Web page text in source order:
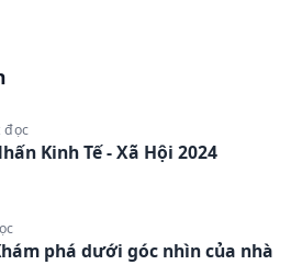
đọc
Kinh Tế - Xã Hội 2024
phá dưới góc nhìn của nhà